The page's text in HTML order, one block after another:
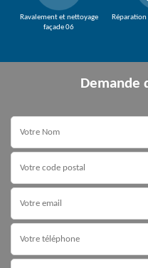
Ravalement et nettoyage
façade 06
Demande